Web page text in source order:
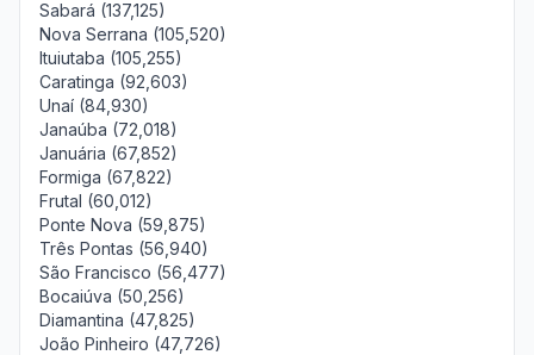
Sabará (137,125)
Nova Serrana (105,520)
Ituiutaba (105,255)
Caratinga (92,603)
Unaí (84,930)
Janaúba (72,018)
Januária (67,852)
Formiga (67,822)
Frutal (60,012)
Ponte Nova (59,875)
Três Pontas (56,940)
São Francisco (56,477)
Bocaiúva (50,256)
Diamantina (47,825)
João Pinheiro (47,726)